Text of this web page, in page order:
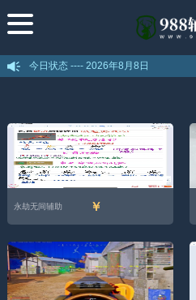
今日状态 ----2026年8月8日
永劫无间辅助 ￥